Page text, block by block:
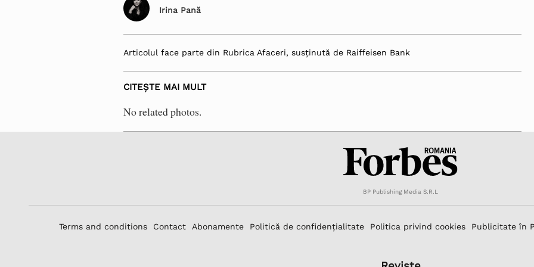
Irina Pană
Articolul face parte din Rubrica Afaceri, susținută de Raiffeisen Bank
CITEȘTE MAI MULT
No related photos.
BP Publishing Media S.R.L
Terms and conditions Contact Abonamente Politică de confidențialitate Politica privind cookies Publicitate în